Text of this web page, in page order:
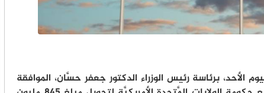
الأحد، برئاسة رئيس الوزراء الدكتور جعفر حسَّان، الموافقة